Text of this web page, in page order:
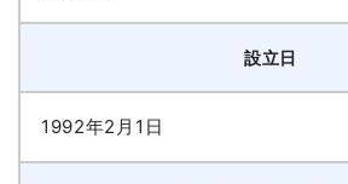
設立日
1992年2月1日